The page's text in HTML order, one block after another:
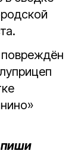
пиши